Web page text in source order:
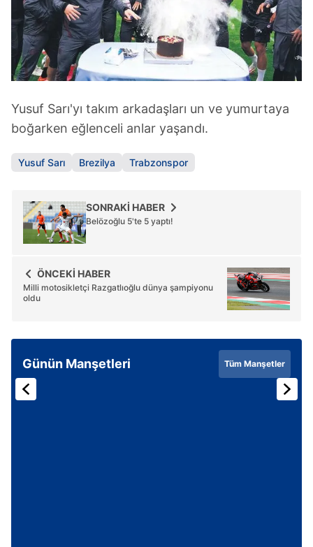
Çerezlere ilişkin tercihlerinizi aşağıda yer alan panel
vasıtasıyla belirleyebilirsiniz. Çerezlere ilişkin detaylı bilgi
için Ayarlar butonuna tıklayabilir,Çerez Bilgilendirme
Metnimiziziyaret edebilirsiniz.
6698 sayılı Kişisel Verilerin Korunması Kanunu uyarınca
hazırlanmış Aydınlatma Metnimizi okumak ve sitemizde
almak için lütfentıklayınız.
Yusuf Sarı'yı takım arkadaşları un ve yumurtaya
boğarken eğlenceli anlar yaşandı.
Yusuf Sarı Brezilya Trabzonspor
SONRAKİ HABER
Belözoğlu 5'te 5 yaptı!
ÖNCEKİ HABER
Milli motosikletçi Razgatlıoğlu dünya şampiyonu
oldu
Günün Manşetleri Tüm Manşetler